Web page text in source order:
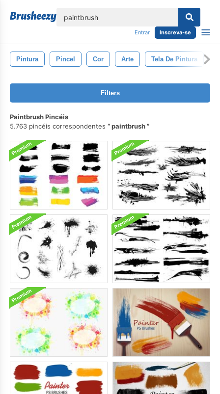
Entrar Inscreva-se
Pintura Pincel Cor Arte Tela De Pintura
Filters
Paintbrush Pincéis
5.763 pincéis correspondentes
paintbrush